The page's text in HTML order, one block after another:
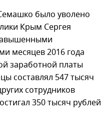
было уволено
Крым Сергея
месяцев 2016 года
заработной платы
составлял 547 тысяч
сотрудников
350 тысяч рублей